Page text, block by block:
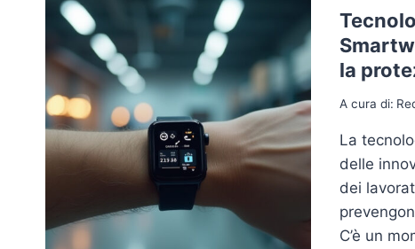
la
A cura di:
La
delle
dei
C’è un